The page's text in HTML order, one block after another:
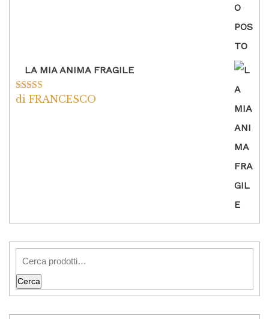
LA MIA ANIMA FRAGILE
Valutato5su
di FRANCESCO
Cerca